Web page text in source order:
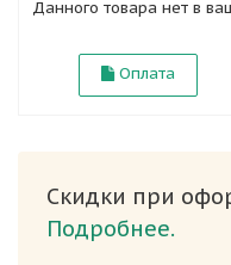
Данного товара нет в
Оплата
Скидки при
Подробнее.